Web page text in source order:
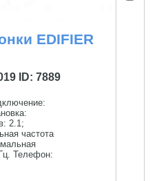
EDIFIER
ID: 7889
2.1;
частота
Телефон: